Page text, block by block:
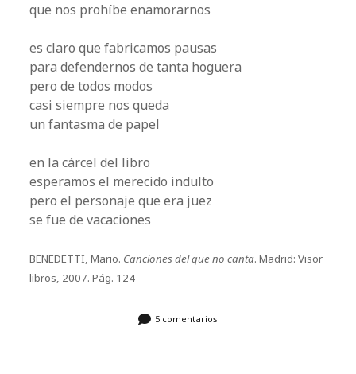
que nos prohíbe enamorarnos
es claro que fabricamos pausas
para defendernos de tanta hoguera
pero de todos modos
casi siempre nos queda
un fantasma de papel
en la cárcel del libro
esperamos el merecido indulto
pero el personaje que era juez
se fue de vacaciones
BENEDETTI, Mario. Canciones del que no canta. Madrid: Visor
libros, 2007. Pág. 124
5 comentarios